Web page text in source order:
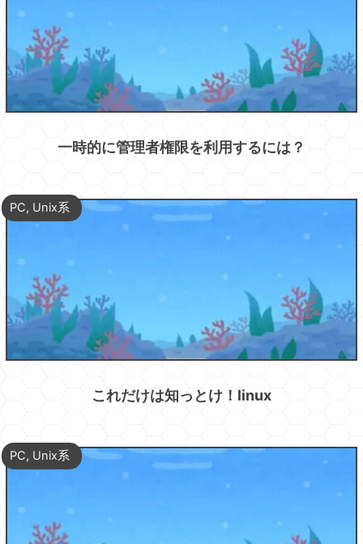
一時的に管理者権限を利用するには？
PC, Unix系
これだけは知っとけ！linux
PC, Unix系